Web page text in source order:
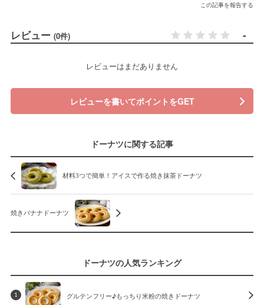
この記事を報告する
レビュー (0件) -
レビューはまだありません
レビューを書いてポイントをGET
ドーナツに関する記事
材料3つで簡単！アイスで作る焼き抹茶ドーナツ
焼きバナナドーナツ
ドーナツの人気ランキング
1 グルテンフリー♪もっちり米粉の焼きドーナツ